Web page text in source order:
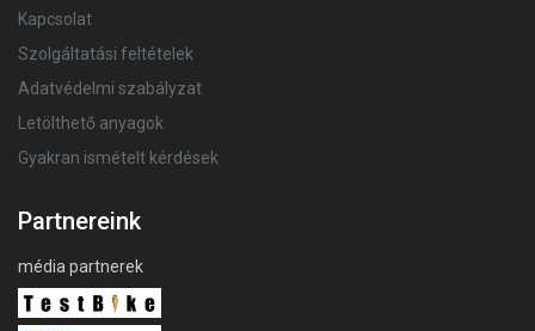
Kapcsolat
Szolgáltatási feltételek
Adatvédelmi szabályzat
Letölthető anyagok
Gyakran ismételt kérdések
Partnereink
média partnerek